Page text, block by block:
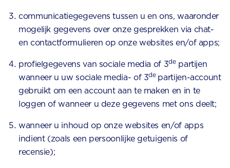
communicatiegegevens tussen u en ons, waaronder
mogelijk gegevens over onze gesprekken via chat-
en contactformulieren op onze websites en/of apps;
profielgegevens van sociale media of 3departijen
wanneer u uw sociale media- of 3de partijen-account
gebruikt om een account aan te maken en in te
loggen of wanneer u deze gegevens met ons deelt;
wanneer u inhoud op onze websites en/of apps
indient (zoals een persoonlijke getuigenis of
recensie);